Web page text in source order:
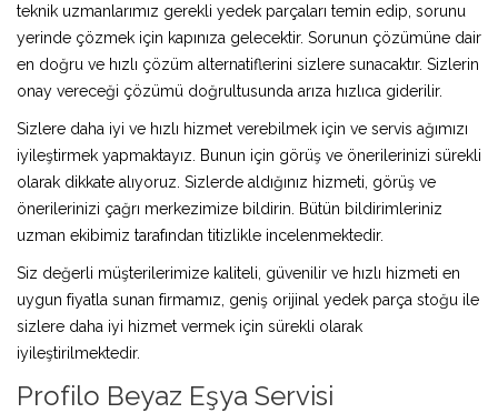
teknik uzmanlarımız gerekli yedek parçaları temin edip, sorunu
yerinde çözmek için kapınıza gelecektir. Sorunun çözümüne dair
en doğru ve hızlı çözüm alternatiflerini sizlere sunacaktır. Sizlerin
onay vereceği çözümü doğrultusunda arıza hızlıca giderilir.
Sizlere daha iyi ve hızlı hizmet verebilmek için ve servis ağımızı
iyileştirmek yapmaktayız. Bunun için görüş ve önerilerinizi sürekli
olarak dikkate alıyoruz. Sizlerde aldığınız hizmeti, görüş ve
önerilerinizi çağrı merkezimize bildirin. Bütün bildirimleriniz
uzman ekibimiz tarafından titizlikle incelenmektedir.
Siz değerli müşterilerimize kaliteli, güvenilir ve hızlı hizmeti en
uygun fiyatla sunan firmamız, geniş orijinal yedek parça stoğu ile
sizlere daha iyi hizmet vermek için sürekli olarak
iyileştirilmektedir.
Profilo Beyaz Eşya Servisi